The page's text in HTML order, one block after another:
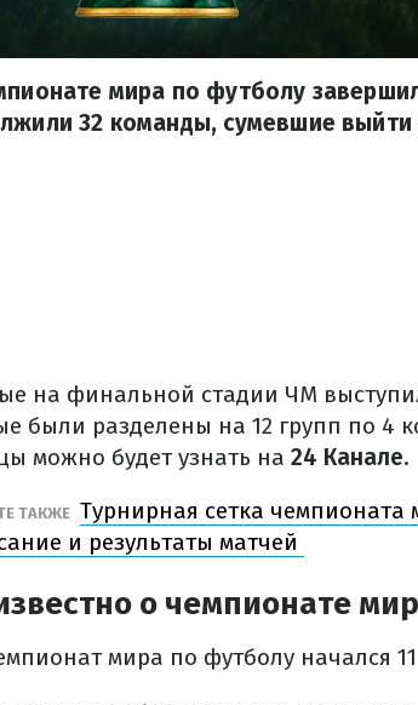
мира по футболу
32 команды, сумевшие
на финальной стадии ЧМ
были разделены на 12 групп по 4
можно будет узнать на 24 Канале.
ТАКЖЕ Турнирная сетка
и результаты матчей
о чемпионате
мира по футболу начался